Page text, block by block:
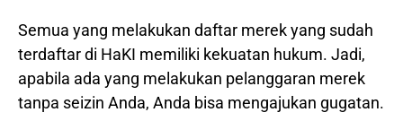
Semua yang melakukan daftar merek yang sudah
terdaftar di HaKI memiliki kekuatan hukum. Jadi,
apabila ada yang melakukan pelanggaran merek
tanpa seizin Anda, Anda bisa mengajukan gugatan.